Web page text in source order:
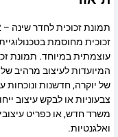
עוצמתית במיוחד. תמונת
המיועדות לעיצוב מרהיב
של יוקרה, חדשנות ונוכחות
צבעוניות או לבקש עיצוב
משרד חדש, או כפריט
ואלגנטיות.